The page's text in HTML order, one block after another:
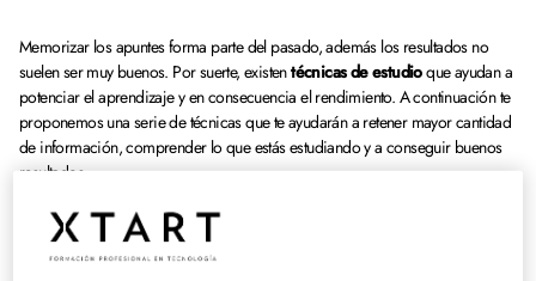
Memorizar los apuntes forma parte del pasado, además los resultados no
suelen ser muy buenos. Por suerte, existentécnicas de estudioque ayudan a
potenciar el aprendizaje y en consecuencia el rendimiento. A continuación te
proponemos una serie de técnicas que te ayudarán a retener mayor cantidad
de información, comprender lo que estás estudiando y a conseguir buenos
resultados.
1.Subrayar